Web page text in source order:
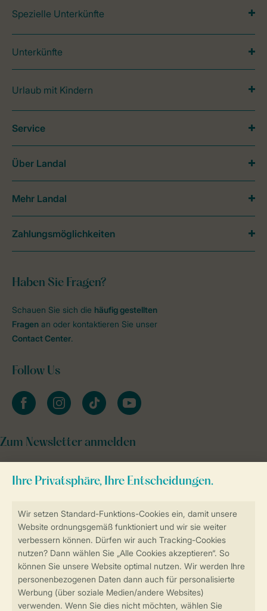
Sicher und schnell zur Online-Buchung
Sichere Datenübertragung
Sicheres Bezahlen
Spezielle Unterkünfte
Unterkünfte
Urlaub mit Kindern
Haben Sie Fragen?
Schauen Sie sich die häufig gestellten
Fragen an oder kontaktieren Sie unser
Contact Center.
Follow Us
facebookinstagramtiktok youtube
Zum Newsletter anmelden
Service
Über Landal
Mehr Landal
Zahlungsmöglichkeiten